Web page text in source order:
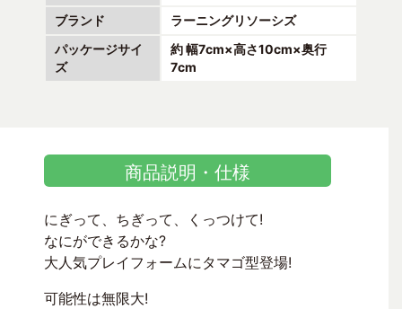
ブランド
ラーニングリソーシズ
パッケージサイ
ズ
約 幅7cm×高さ10cm×奥行
7cm
商品説明・仕様
にぎって、ちぎって、くっつけて!
なにができるかな?
大人気プレイフォームにタマゴ型登場!
可能性は無限大!